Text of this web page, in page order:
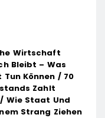
Wirtschaft
Bleibt – Was
Können / 70
Zahlt
Wie Staat Und
Strang Ziehen